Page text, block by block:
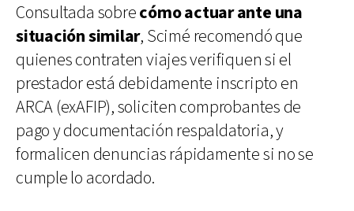
Consultada sobrecómo actuar ante una
situación similar, Scimé recomendó que
quienes contraten viajes verifiquen si el
prestador está debidamente inscripto en
ARCA (exAFIP), soliciten comprobantes de
pago y documentación respaldatoria, y
formalicen denuncias rápidamente si no se
cumple lo acordado.